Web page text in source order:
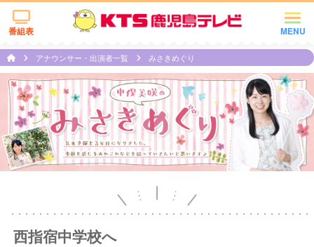
MENU
番組表
アナウンサー・出演者一覧 みさきめぐり
西指宿中学校へ